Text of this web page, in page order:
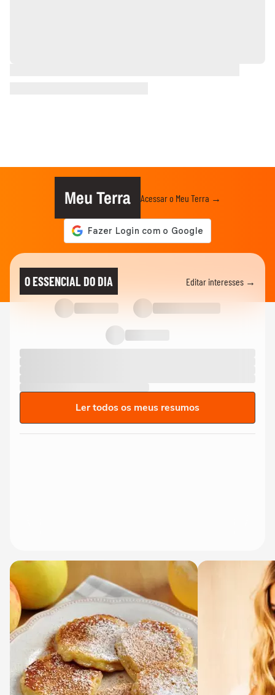
Meu Terra Acessar o Meu Terra →
O ESSENCIAL DO DIA Editar interesses →
Ler todos os meus resumos